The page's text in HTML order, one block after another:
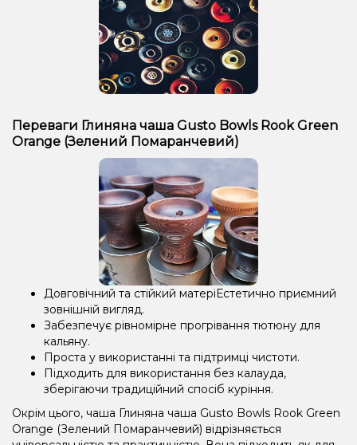
Переваги Глиняна чаша Gusto Bowls Rook Green
Orange (Зелений Помаранчевий)
Довговічний та стійкий матеріЕстетично приємний
зовнішній вигляд.
Забезпечує рівномірне прогрівання тютюну для
кальяну.
Проста у використанні та підтримці чистоти.
Підходить для використання без калауда,
зберігаючи традиційний спосіб куріння.
Окрім цього, чаша Глиняна чаша Gusto Bowls Rook Green
Orange (Зелений Помаранчевий) відрізняється